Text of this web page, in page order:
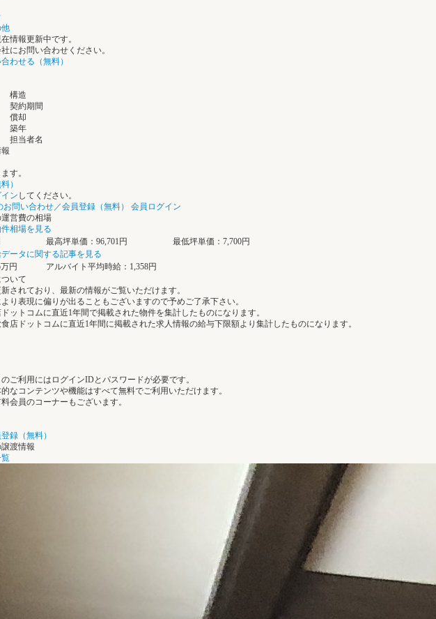
情報更新中です。
にお問い合わせください。
わせる（無料）
構造
契約期間
償却
築年
担当者名
す。
）
イン してください。
お問い合わせ／会員登録（無料）
会員ログイン
営費の相場
相場を見る
最高坪単価：96,701円
最低坪単価：7,700円
ータに関する記事を見る
円
アルバイト平均時給：1,358円
いて
されており、最新の情報がご覧いただけます。
り表現に偏りが出ることもございますので予めご了承下さい。
ットコムに直近1年間で掲載された物件を集計したものになります。
店ドットコムに直近1年間に掲載された求人情報の給与下限額より集計したものになります。
のご利用にはログインIDとパスワードが必要です。
なコンテンツや機能はすべて無料でご利用いただけます。
会員のコーナーもございます。
録（無料）
渡情報
覧